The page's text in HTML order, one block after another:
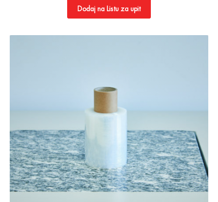
Dodaj na Listu za upit